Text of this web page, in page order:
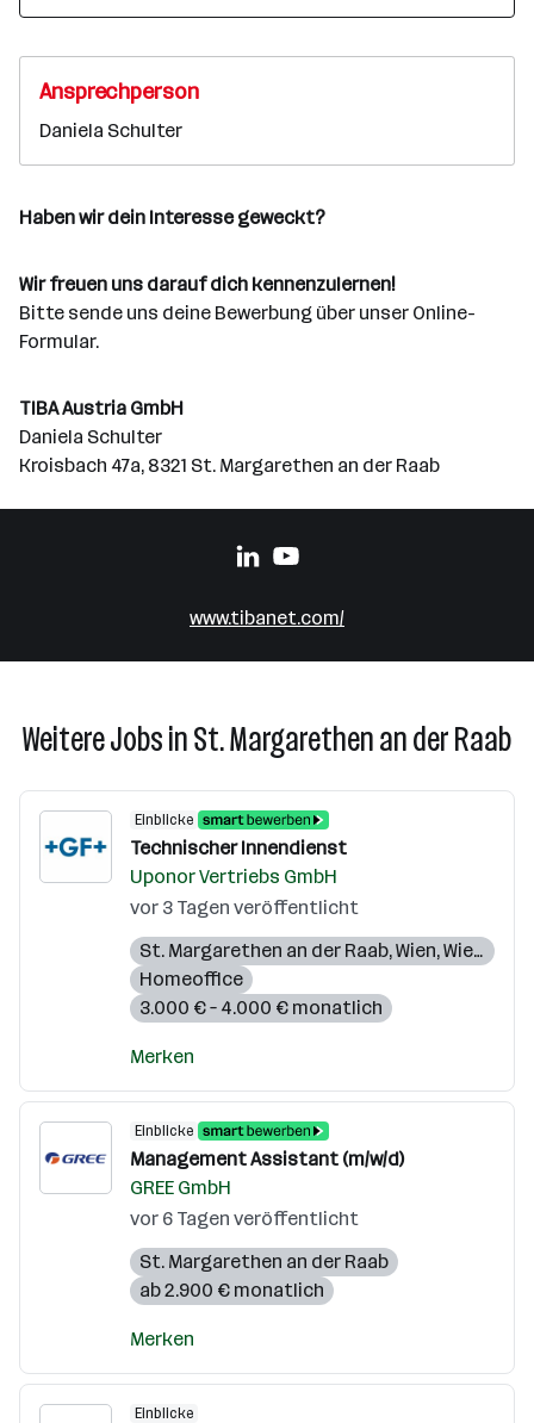
Ansprechperson
Daniela Schulter
Haben wir dein Interesse geweckt?
Wir freuen uns darauf dich kennenzulernen!
Bitte sende uns deine Bewerbung über unser Online-
Formular.
TIBA Austria GmbH
Daniela Schulter
Kroisbach 47a, 8321 St. Margarethen an der Raab
www.tibanet.com/
Weitere Jobs in St. Margarethen an der Raab
Einblicke
Technischer Innendienst
Uponor Vertriebs GmbH
vor 3 Tagen veröffentlicht
St. Margarethen an der Raab,Wien,Wiener Neudorf
Homeoffice
3.000 € – 4.000 € monatlich
Merken
Einblicke
Management Assistant (m/w/d)
GREE GmbH
vor 6 Tagen veröffentlicht
St. Margarethen an der Raab
ab 2.900 € monatlich
Merken
Einblicke